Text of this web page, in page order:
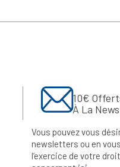
10€
À La
Vous pouvez vous
newsletters ou en
l’exercice de votre